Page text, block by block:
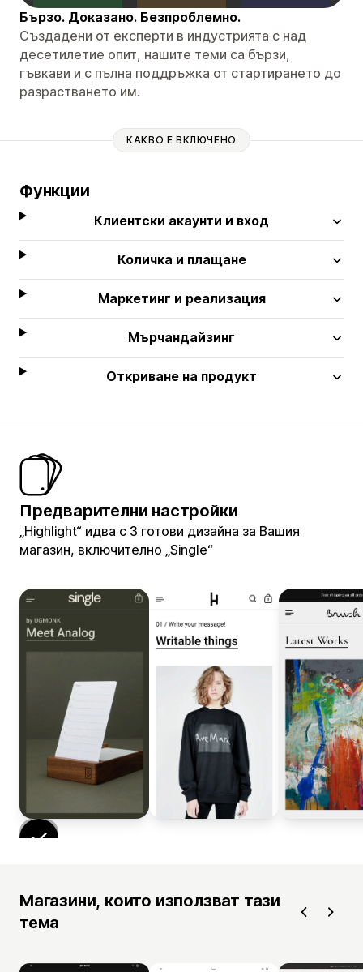
Бързо. Доказано. Безпроблемно.
Създадени от експерти в индустрията с над
десетилетие опит, нашите теми са бързи,
гъвкави и с пълна поддръжка от стартирането до
разрастването им.
КАКВО Е ВКЛЮЧЕНО
Функции
Клиентски акаунти и вход
Количка и плащане
Маркетинг и реализация
Мърчандайзинг
Откриване на продукт
Предварителни настройки
„Highlight“ идва с 3 готови дизайна за Вашия
магазин, включително „Single“
Магазини, които използват тази
тема